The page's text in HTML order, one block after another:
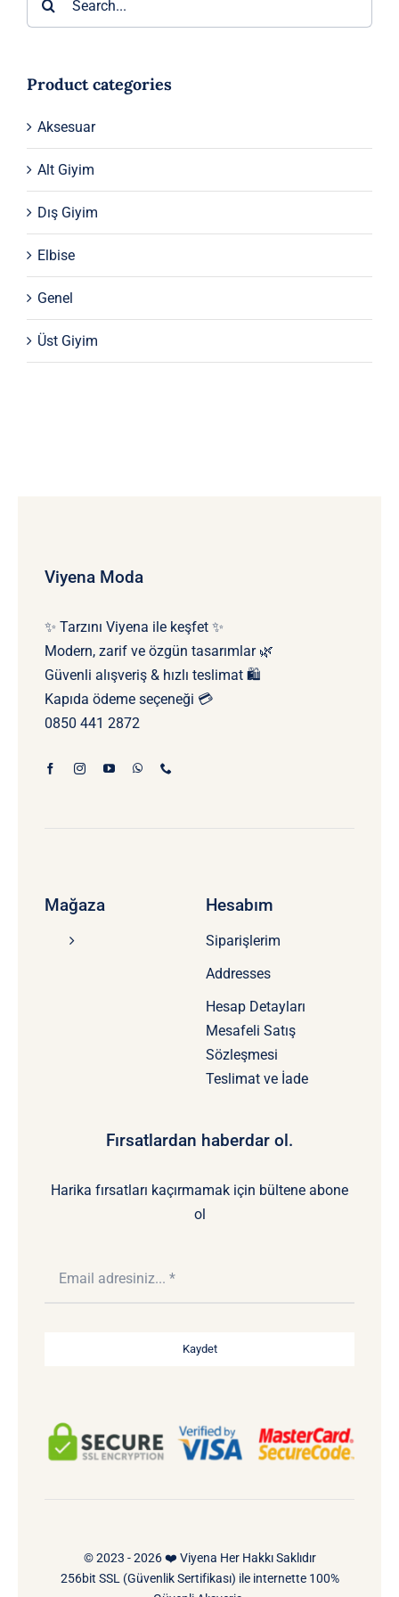
3.380 ₺.
Product categories
Aksesuar
Alt Giyim
Dış Giyim
Elbise
Genel
Üst Giyim
Viyena Moda
✨ Tarzını Viyena ile keşfet ✨
Modern, zarif ve özgün tasarımlar 🌿
Güvenli alışveriş & hızlı teslimat 🛍️
Kapıda ödeme seçeneği 💳
0850 441 2872
Mağaza Hesabım
Siparişlerim
Addresses
Hesap Detayları
Mesafeli Satış
Sözleşmesi
Teslimat ve İade
Fırsatlardan haberdar ol.
Harika fırsatları kaçırmamak için bültene abone
ol
Kaydet
© 2023 - 2026 ❤️ Viyena Her Hakkı Saklıdır
256bit SSL (Güvenlik Sertifikası) ile internette 100%